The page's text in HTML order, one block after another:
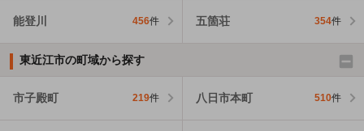
能登川 456件 五箇荘 354件
東近江市の町域から探す
市子殿町 219件 八日市本町 510件